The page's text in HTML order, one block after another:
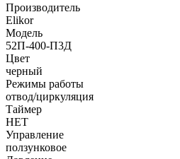
Производитель
Elikor
Модель
52П-400-П3Д
Цвет
черный
Режимы работы
отвод/циркуляция
Таймер
НЕТ
Управление
ползунковое